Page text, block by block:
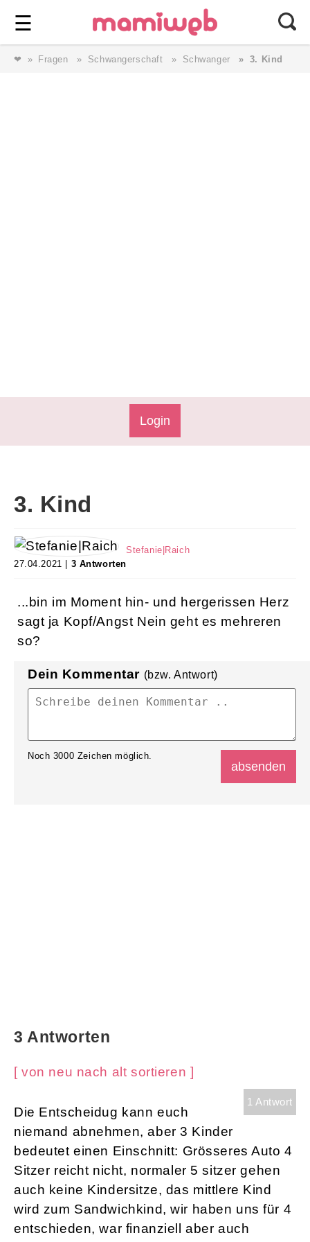
☰ ⎯ Wir lieben Familie ⎯
❤ Fragen Schwangerschaft Schwanger 3. Kind
Login
3. Kind
Stefanie|Raich
27.04.2021 | 3 Antworten
...bin im Moment hin- und hergerissen Herz
sagt ja Kopf/Angst Nein geht es mehreren
so?
Dein Kommentar (bzw. Antwort)
Noch 3000 Zeichen möglich.
3 Antworten
[ von neu nach alt sortieren ]
1 Antwort
Die Entscheidug kann euch
niemand abnehmen, aber 3 Kinder
bedeutet einen Einschnitt: Grösseres Auto 4
Sitzer reicht nicht, normaler 5 sitzer gehen
auch keine Kindersitze, das mittlere Kind
wird zum Sandwichkind, wir haben uns für 4
entschieden, war finanziell aber auch